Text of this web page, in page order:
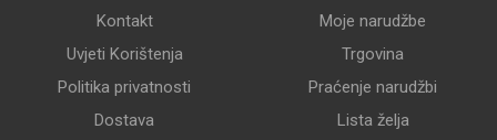
Kontakt
Uvjeti Korištenja
Politika privatnosti
Dostava
Moje narudžbe
Trgovina
Praćenje narudžbi
Lista želja